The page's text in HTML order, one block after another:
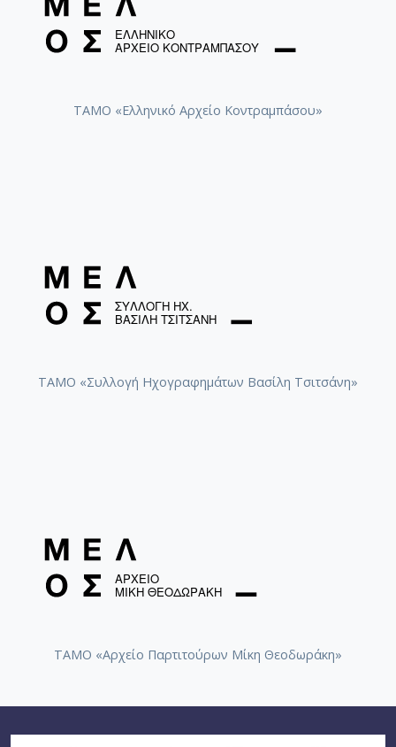
ΤΑΜΟ «Ελληνικό Αρχείο Κοντραμπάσου»
ΤΑΜΟ «Συλλογή Ηχογραφημάτων Βασίλη Τσιτσάνη»
ΤΑΜΟ «Αρχείο Παρτιτούρων Μίκη Θεοδωράκη»